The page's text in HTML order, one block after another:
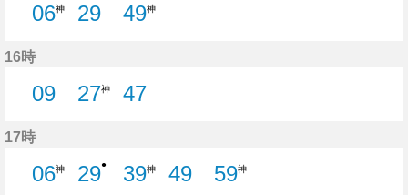
06神
29
49神
16時
09
27神
47
17時
06神
29● 39神
49
59神